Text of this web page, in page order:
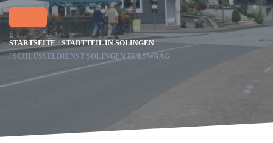
STARTSEITE
STADTTEIL IN SOLINGEN
SCHLÜSSELDIENST SOLINGEN EULSWAAG